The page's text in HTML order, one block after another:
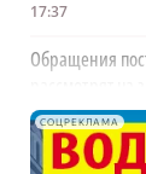
17:37
Обращения
рассмотрят
августе
17:21
СОЦРЕКЛАМА